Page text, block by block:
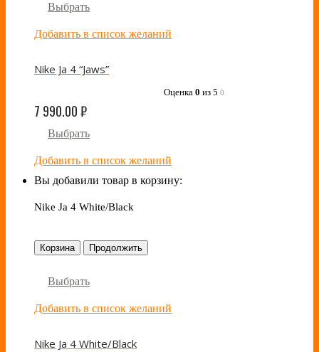
Выбрать
Добавить в список желаний
Nike Ja 4 “Jaws”
Оценка 0 из 5 0
7 990.00₽
Выбрать
Добавить в список желаний
Вы добавили товар в корзину:
Nike Ja 4 White/Black
Корзина Продолжить
Выбрать
Добавить в список желаний
Nike Ja 4 White/Black